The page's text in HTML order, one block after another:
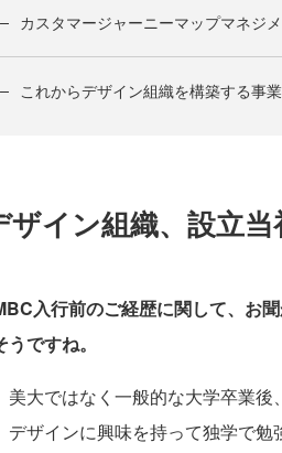
カスタマージャーニーマップマネジ
これからデザイン組織を構築する事
ザイン組織、設立
入行前のご経歴に関して、お
ですね。
大ではなく一般的な大学卒業後
デザインに興味を持って独学で